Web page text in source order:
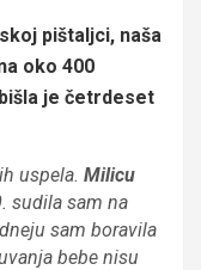
pištaljci, naša
oko 400
je četrdeset
uspela. Milicu
sudila sam na
sam boravila
bebe nisu